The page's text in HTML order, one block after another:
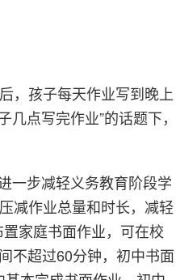
，孩子每天作业写到晚上
点写完作业”的话题下，
一步减轻义务教育阶段学
减作业总量和时长，减轻
家庭书面作业，可在校
不超过60分钟，初中书面